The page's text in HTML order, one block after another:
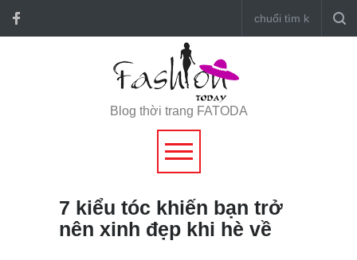
Blog thời trang FATODA
7 kiểu tóc khiến bạn trở
nên xinh đẹp khi hè về